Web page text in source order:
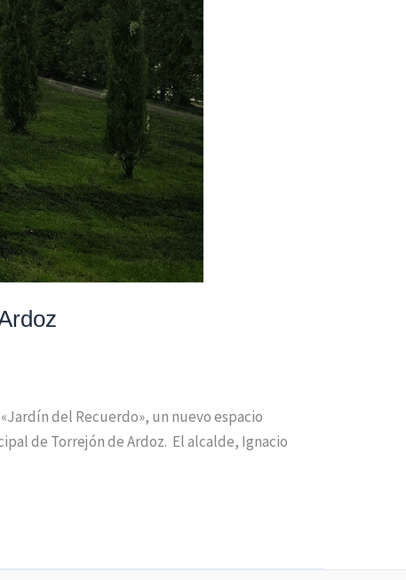
del Recuerdo», un nuevo espacio
de Torrejón de Ardoz. El alcalde, Ignacio